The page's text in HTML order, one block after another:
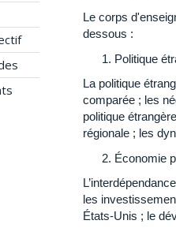
Le corps
dessous :
Politique
La politique
comparée ; les
politique
régionale ; les
Économie
les
États-Unis ; le